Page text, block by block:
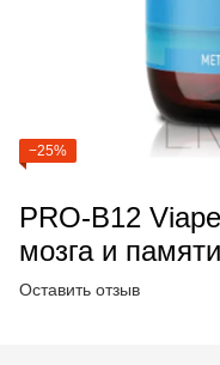
−25%
PRO-B12
мозга и памяти
Оставить отзыв